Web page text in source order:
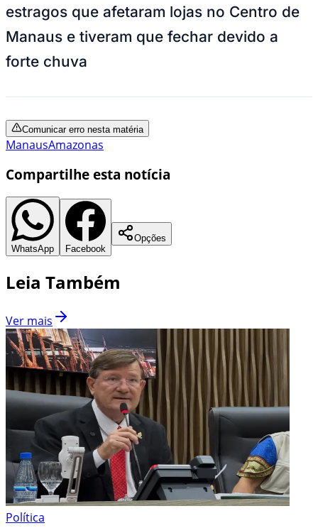
estragos que afetaram lojas no Centro de
Manaus e tiveram que fechar devido a
forte chuva
Comunicar erro nesta matéria
ManausAmazonas
Compartilhe esta notícia
WhatsApp Facebook
Opções
Leia Também
Ver mais
Política